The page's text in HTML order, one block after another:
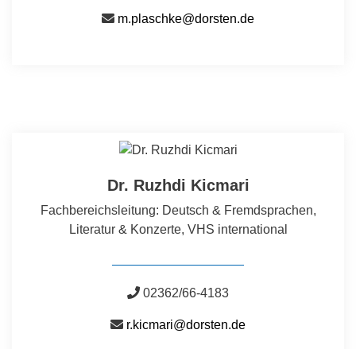
m.plaschke@dorsten.de
Dr. Ruzhdi Kicmari
Fachbereichsleitung: Deutsch & Fremdsprachen,
Literatur & Konzerte, VHS international
02362/66-4183
r.kicmari@dorsten.de